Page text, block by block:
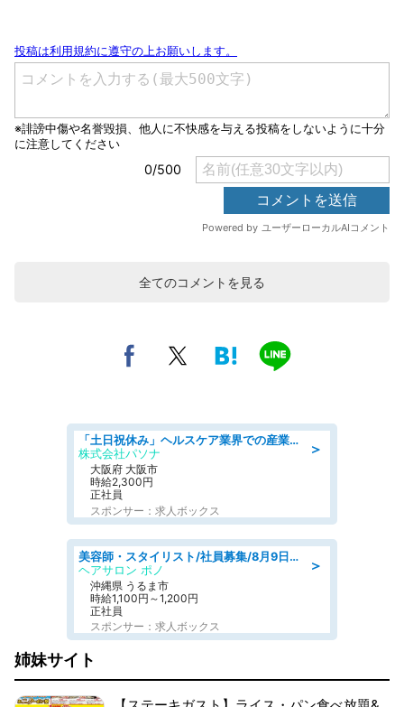
全てのコメントを見る
＞
「土日祝休み」ヘルスケア業界での産業保健師業務/看護師/高時給/要資格:正看護師
株式会社パソナ
大阪府 大阪市
時給2,300円
正社員
スポンサー：求人ボックス
＞
美容師・スタイリスト/社員募集/8月9日更新
ヘアサロン ポノ
沖縄県 うるま市
時給1,100円～1,200円
正社員
スポンサー：求人ボックス
姉妹サイト